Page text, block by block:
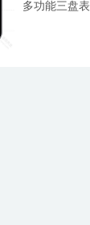
多功能三盘表